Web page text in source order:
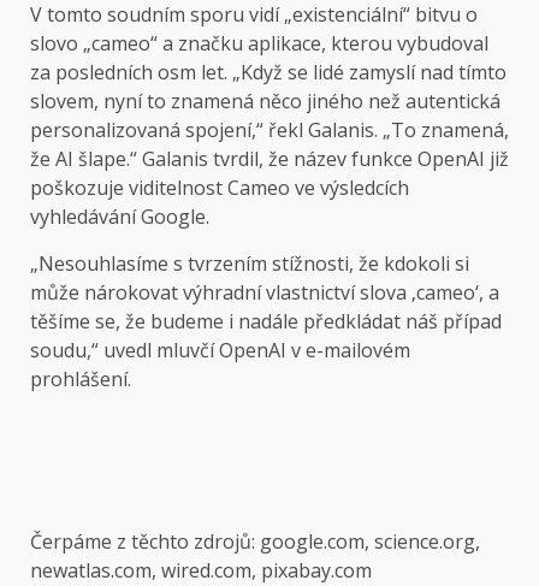
V tomto soudním sporu vidí „existenciální“ bitvu o
slovo „cameo“ a značku aplikace, kterou vybudoval
za posledních osm let. „Když se lidé zamyslí nad tímto
slovem, nyní to znamená něco jiného než autentická
personalizovaná spojení,“ řekl Galanis. „To znamená,
že AI šlape.“ Galanis tvrdil, že název funkce OpenAI již
poškozuje viditelnost Cameo ve výsledcích
vyhledávání Google.
„Nesouhlasíme s tvrzením stížnosti, že kdokoli si
může nárokovat výhradní vlastnictví slova ‚cameo‘, a
těšíme se, že budeme i nadále předkládat náš případ
soudu,“ uvedl mluvčí OpenAI v e-mailovém
prohlášení.
Čerpáme z těchto zdrojů: google.com, science.org,
newatlas.com, wired.com, pixabay.com